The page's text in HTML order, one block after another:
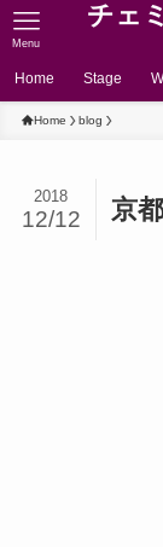
チェ
Menu
Home Stage
Home blog
京
2018
12/12